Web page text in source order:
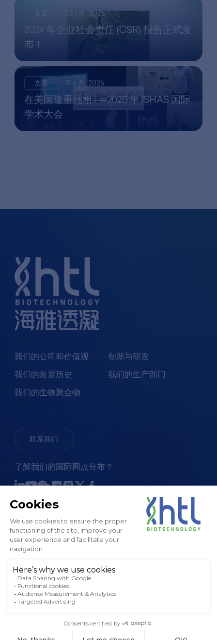
文章 23 7 月, 2025
2024 年企业社会责任 (CSR) 报告正式发
布！
文章 12 6 月, 2025
在美国隆重亮相——2025 年 ISHAS 国际
学术大会
我们的公司和价值观
我们的发展历史
我们的生物聚合物
创新与研发
我们的生产部门
联系我们
了解我们的国际网点分布？
销售条款和条件
法律通知和 GTC
隐私政策
Cookies 政策
工厂地图